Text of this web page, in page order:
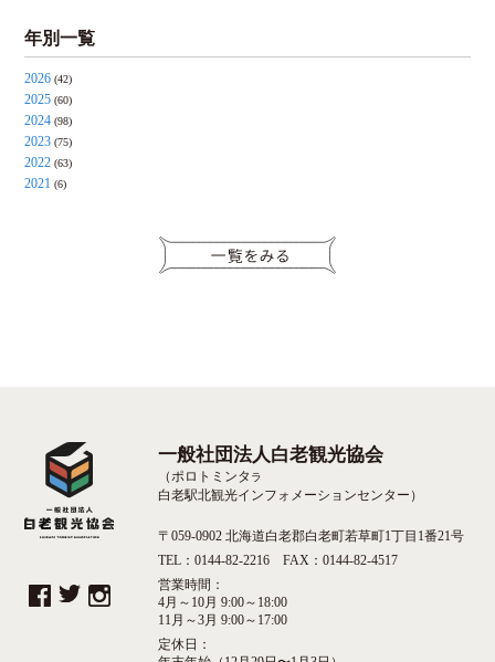
年別一覧
2026 (42)
2025 (60)
2024 (98)
2023 (75)
2022 (63)
2021 (6)
一般社団法人白老観光協会
（ポロトミンタ ラ
白老駅北観光インフォメーションセンター）
〒059-0902 北海道白老郡白老町若草町1丁目1番21号
TEL：0144-82-2216 FAX：0144-82-4517
営業時間：
4月～10月 9:00～18:00
11月～3月 9:00～17:00
定休日：